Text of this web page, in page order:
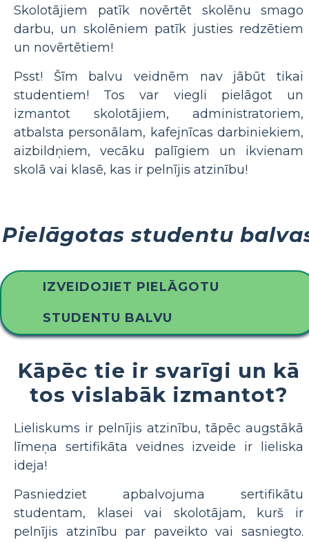
Skolotājiem patīk novērtēt skolēnu smago
darbu, un skolēniem patīk justies redzētiem
un novērtētiem!
Psst! Šīm balvu veidnēm nav jābūt tikai
studentiem! Tos var viegli pielāgot un
izmantot skolotājiem, administratoriem,
atbalsta personālam, kafejnīcas darbiniekiem,
aizbildņiem, vecāku palīgiem un ikvienam
skolā vai klasē, kas ir pelnījis atzinību!
Pielāgotas studentu
IZVEIDOJIET PIELĀGOTU
STUDENTU BALVU
Kāpēc tie ir svarīgi un kā
tos vislabāk izmantot?
Lieliskums ir pelnījis atzinību, tāpēc augstākā
līmeņa sertifikāta veidnes izveide ir lieliska
ideja!
Pasniedziet apbalvojuma sertifikātu
studentam, klasei vai skolotājam, kurš ir
pelnījis atzinību par paveikto vai sasniegto.